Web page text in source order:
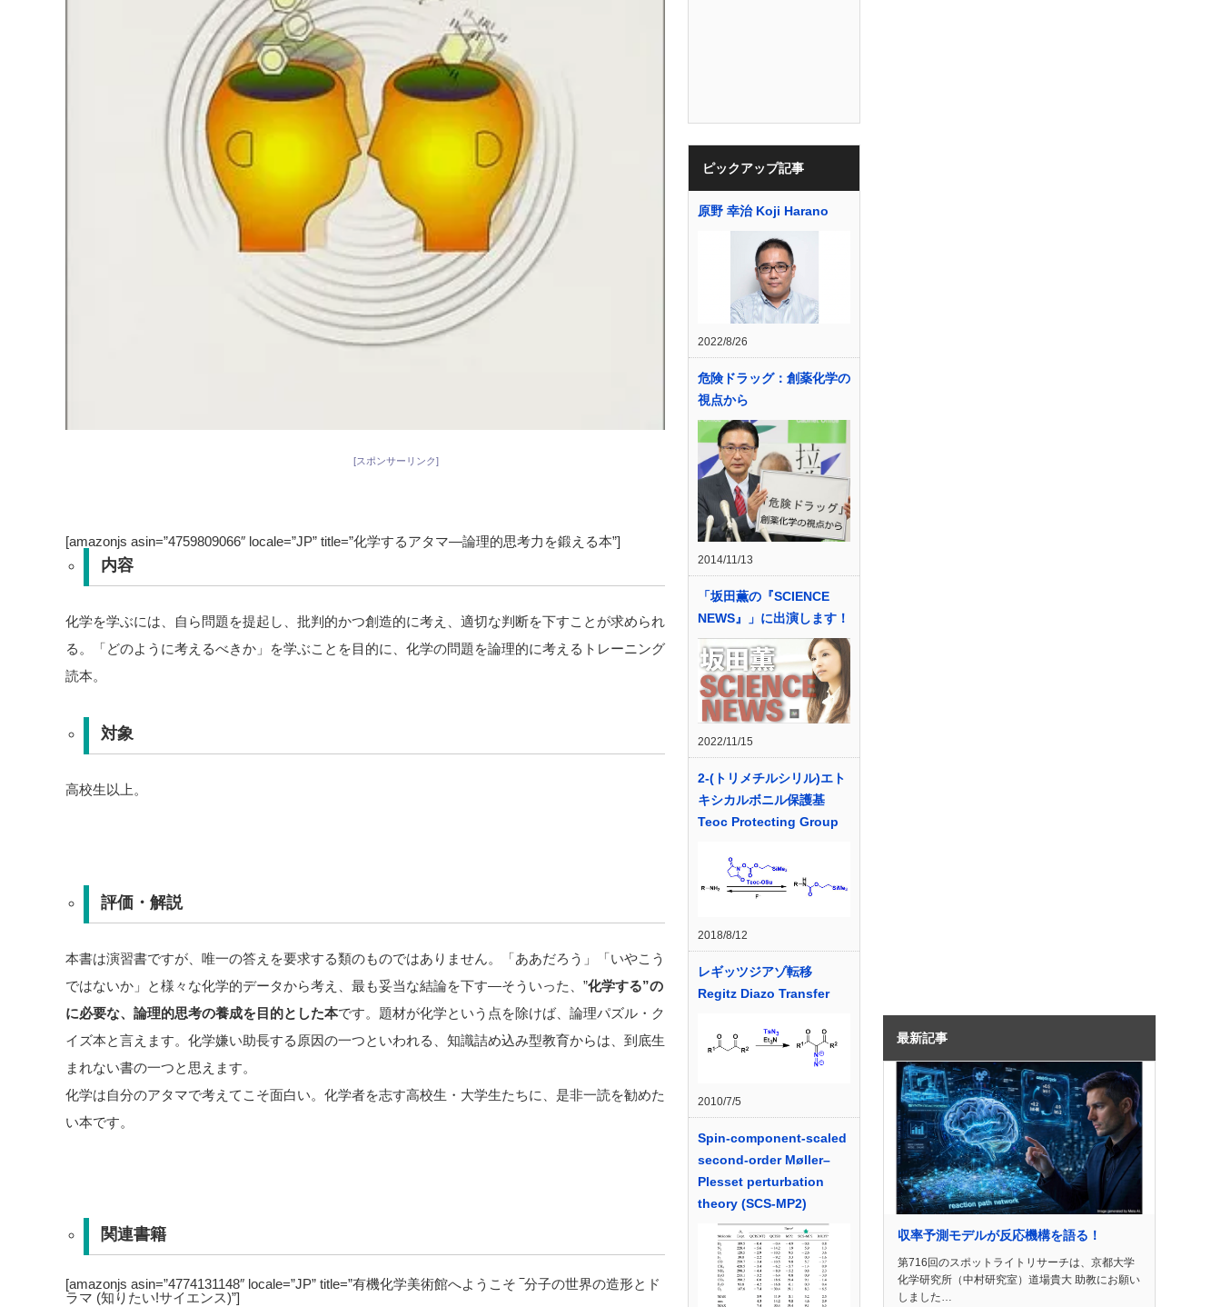
[スポンサーリンク]
[amazonjs asin=”4759809066″ locale=”JP” title=”化学するアタマ―論理的思考力を鍛える本”]
内容
化学を学ぶには、自ら問題を提起し、批判的かつ創造的に考え、適切な判断を下すことが求められ
る。「どのように考えるべきか」を学ぶことを目的に、化学の問題を論理的に考えるトレーニング
読本。
対象
高校生以上。
評価・解説
本書は演習書ですが、唯一の答えを要求する類のものではありません。「ああだろう」「いやこう
ではないか」と様々な化学的データから考え、最も妥当な結論を下す―そういった、”化学する”の
に必要な、論理的思考の養成を目的とした本です。題材が化学という点を除けば、論理パズル・ク
イズ本と言えます。化学嫌い助長する原因の一つといわれる、知識詰め込み型教育からは、到底生
まれない書の一つと思えます。
化学は自分のアタマで考えてこそ面白い。化学者を志す高校生・大学生たちに、是非一読を勧めた
い本です。
関連書籍
[amazonjs asin=”4774131148″ locale=”JP” title=”有機化学美術館へようこそ ‾分子の世界の造形とド
ラマ (知りたい!サイエンス)”]
ピックアップ記事
原野 幸治 Koji Harano
2022/8/26
危険ドラッグ：創薬化学の
視点から
2014/11/13
「坂田薫の『SCIENCE
NEWS』」に出演します！
2022/11/15
2-(トリメチルシリル)エト
キシカルボニル保護基
Teoc Protecting Group
2018/8/12
レギッツジアゾ転移
Regitz Diazo Transfer
2010/7/5
Spin-component-scaled
second-order Møller–
Plesset perturbation
theory (SCS-MP2)
最新記事
収率予測モデルが反応機構を語る！
第716回のスポットライトリサーチは、京都大学
化学研究所（中村研究室）道場貴大 助教にお願い
しました…